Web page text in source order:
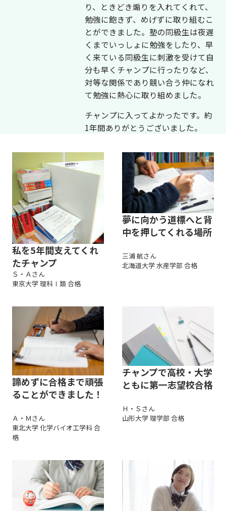
り、ときどき煽りを入れてくれて、
勉強に飽きず、めげずに取り組むこ
とができました。塾の同級生は夜遅
くまでいっしょに勉強をしたり、早
く来ている同級生に刺激を受けて自
分も早くチャンプに行ったりなど、
対等な関係であり競い合う仲になれ
て勉強に熱心に取り組めました。
チャンプに入ってよかったです。約
1年間ありがとうございました。
私を5年間支えてくれ
たチャンプ
Ｓ・Ａさん
東京大学 理科Ⅰ類 合格
夢に向かう道標へと背
中を押してくれる場所
三浦 航さん
北海道大学 水産学部 合格
諦めずに合格まで頑張
ることができました！
Ａ・Ｍさん
東北大学 化学バイオ工学科 合
格
チャンプで高校・大学
ともに第一志望校合格
Ｈ・Ｓさん
山形大学 理学部 合格